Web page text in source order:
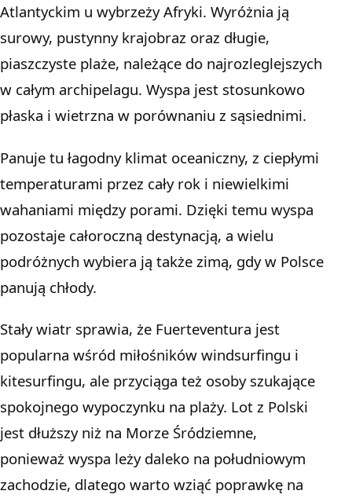
Atlantyckim u wybrzeży Afryki. Wyróżnia ją
surowy, pustynny krajobraz oraz długie,
piaszczyste plaże, należące do najrozleglejszych
w całym archipelagu. Wyspa jest stosunkowo
płaska i wietrzna w porównaniu z sąsiednimi.
Panuje tu łagodny klimat oceaniczny, z ciepłymi
temperaturami przez cały rok i niewielkimi
wahaniami między porami. Dzięki temu wyspa
pozostaje całoroczną destynacją, a wielu
podróżnych wybiera ją także zimą, gdy w Polsce
panują chłody.
Stały wiatr sprawia, że Fuerteventura jest
popularna wśród miłośników windsurfingu i
kitesurfingu, ale przyciąga też osoby szukające
spokojnego wypoczynku na plaży. Lot z Polski
jest dłuższy niż na Morze Śródziemne,
ponieważ wyspa leży daleko na południowym
zachodzie, dlatego warto wziąć poprawkę na